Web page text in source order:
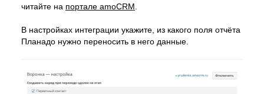
читайте на портале amoCRM
В настройках интеграции укажите, из какого поля отчёта
Планадо нужно переносить в него данные.